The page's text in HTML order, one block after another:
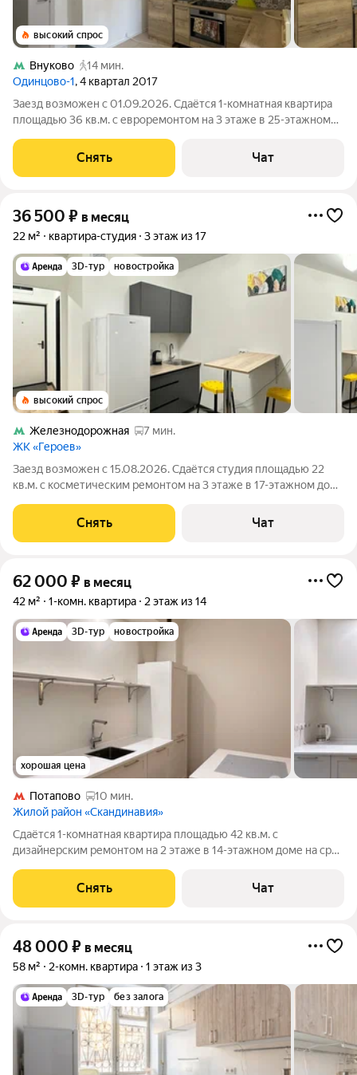
высокий спрос
Внуково
14 мин.
Одинцово-1, 4 квартал 2017
Заезд возможен с 01.09.2026. Сдаётся 1-комнатная квартира
площадью 36 кв.м. с евроремонтом на 3 этаже в 25-этажном
Духовой шкаф Стиральная машина Холодильник
Микроволновка Дом - монолитный,
Снять Чат
36 500 ₽ в месяц
22 м² квартира-студия 3 этаж из 17
3D-тур новостройка
высокий спрос
Железнодорожная
7 мин.
ЖК «Героев»
Заезд возможен с 15.08.2026. Сдаётся студия площадью 22
кв.м. с косметическим ремонтом на 3 этаже в 17-этажном доме
Холодильник Дом - панельный, окна выходят во двор. В
подъезде 2 лифта - 1
Снять Чат
62 000 ₽ в месяц
42 м² 1-комн. квартира 2 этаж из 14
3D-тур новостройка
хорошая цена
Потапово
10 мин.
Жилой район «Скандинавия»
Сдаётся 1-комнатная квартира площадью 42 кв.м. с
дизайнерским ремонтом на 2 этаже в 14-этажном доме на срок
монолитный, окна выходят на улицу. В
Снять Чат
48 000 ₽ в месяц
58 м² 2-комн. квартира 1 этаж из 3
3D-тур без залога